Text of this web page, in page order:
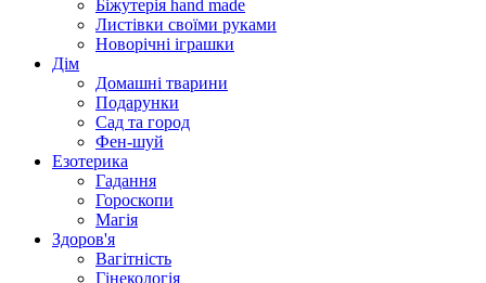
Біжутерія hand made
Листівки своїми руками
Новорічні іграшки
Дім
Домашні тварини
Подарунки
Сад та город
Фен-шуй
Езотерика
Гадання
Гороскопи
Магія
Здоров'я
Вагітність
Гінекологія